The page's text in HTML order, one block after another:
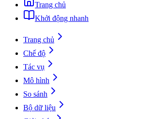
Trang chủ
Khởi động nhanh
Trang chủ
Chế độ
Tác vụ
Mô hình
So sánh
Bộ dữ liệu